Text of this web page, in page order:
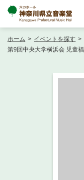
ホーム > イベントを探す >
第9回中央大学横浜会 児童